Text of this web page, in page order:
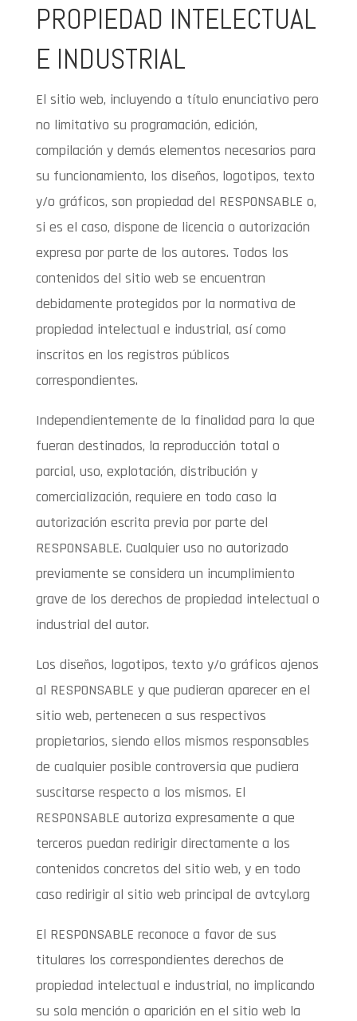
PROPIEDAD INTELECTUAL
E INDUSTRIAL
El sitio web, incluyendo a título enunciativo pero
no limitativo su programación, edición,
compilación y demás elementos necesarios para
su funcionamiento, los diseños, logotipos, texto
y/o gráficos, son propiedad del RESPONSABLE o,
si es el caso, dispone de licencia o autorización
expresa por parte de los autores. Todos los
contenidos del sitio web se encuentran
debidamente protegidos por la normativa de
propiedad intelectual e industrial, así como
inscritos en los registros públicos
correspondientes.
Independientemente de la finalidad para la que
fueran destinados, la reproducción total o
parcial, uso, explotación, distribución y
comercialización, requiere en todo caso la
autorización escrita previa por parte del
RESPONSABLE. Cualquier uso no autorizado
previamente se considera un incumplimiento
grave de los derechos de propiedad intelectual o
industrial del autor.
Los diseños, logotipos, texto y/o gráficos ajenos
al RESPONSABLE y que pudieran aparecer en el
sitio web, pertenecen a sus respectivos
propietarios, siendo ellos mismos responsables
de cualquier posible controversia que pudiera
suscitarse respecto a los mismos. El
RESPONSABLE autoriza expresamente a que
terceros puedan redirigir directamente a los
contenidos concretos del sitio web, y en todo
caso redirigir al sitio web principal de avtcyl.org
El RESPONSABLE reconoce a favor de sus
titulares los correspondientes derechos de
propiedad intelectual e industrial, no implicando
su sola mención o aparición en el sitio web la